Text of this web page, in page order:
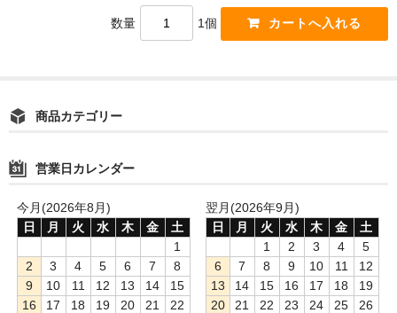
数量 1個
商品カテゴリー
営業日カレンダー
今月(2026年8月)
日
月 火 水 木 金
土
1
2
3 4 5 6 7
8
9
10 11 12 13 14
15
16
17 18 19 20 21
22
翌月(2026年9月)
日
月 火 水 木 金
土
1
2 3 4
5
6
7 8 9 10 11
12
13
14 15 16 17 18
19
20
21 22 23 24 25
26